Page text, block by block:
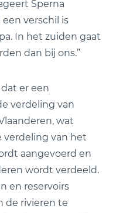
Sperna
een verschil is
In het zuiden gaat
dan bij ons.”
er een
verdeling van
wat
verdeling van het
aangevoerd en
wordt verdeeld.
en reservoirs
de rivieren te